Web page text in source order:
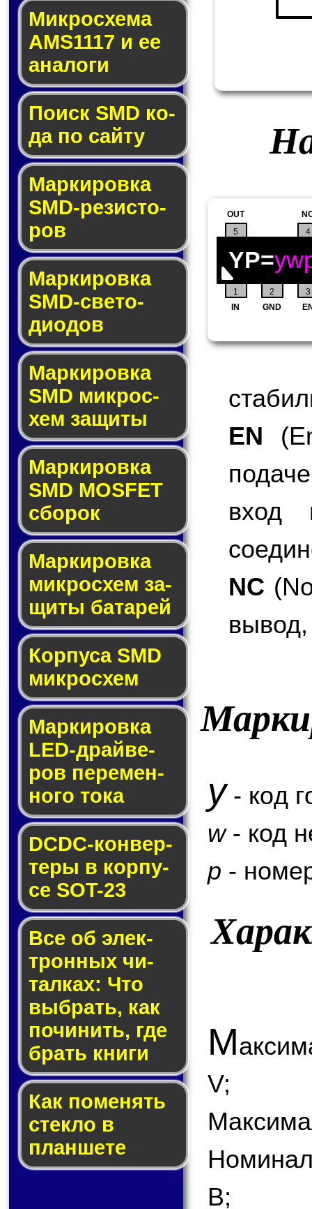
Микросхема
AMS1117 и ее
ана­ло­ги
Поиск SMD ко­
да по сай­ту
Маркировка
SMD-ре­зис­то­
ров
Маркировка
SMD-све­то­
дио­дов
Мар­ки­ров­ка
SMD мик­рос­
хем защиты
Мар­ки­ров­ка
SMD MOSFET
сбо­рок
Мар­ки­ров­ка
мик­ро­схем за­
щи­ты ба­та­рей
Корпуса SMD
мик­ро­схем
Маркировка
LED-драй­ве­
ров пе­ре­мен­
но­го то­ка
DCDC-кон­вер­
те­ры в кор­пу­
се SOT-23
Все об элек­
трон­ных чи­
тал­ках: Что
выб­рать, как
по­чи­нить, где
брать кни­ги
Как по­ме­нять
стек­ло в
планшете
1 2 3
4
IN GND
5
OUT
YP=
EN
вход
NC
вывод,
y- код
w- код
p -
М
V;
В;